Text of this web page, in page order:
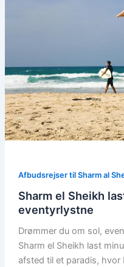
Afbudsrejser til Sharm al
Sharm el Sheikh
eventyrlystne
Drømmer du om sol,
Sharm el Sheikh last
afsted til et paradis, hvor